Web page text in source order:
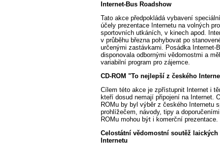
Internet-Bus Roadshow
Tato akce předpokládá vybavení
účely prezentace Internetu na volných
sportovních utkáních, v kinech apod.
v průběhu března pohybovat po
určenými zastávkami. Posádka Internet-
disponovala odbornými vědomostmi a
variabilní program pro zájemce.
CD-ROM "To nejlepší z českého
Cílem této akce je zpřístupnit Internet i
kteří dosud nemají připojení na Internet.
ROMu by byl výběr z českého Internetu
prohlížečem, návody, tipy a
ROMu mohou být i komerční prezentace.
Celostátní vědomostní soutěž laických
Internetu